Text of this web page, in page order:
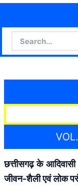
छत्तीसगढ़ के
जीवन-शैली एवं लोक